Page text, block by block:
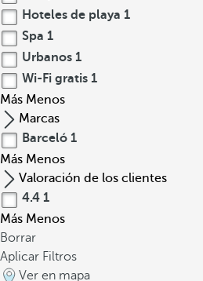
Hoteles de playa 1
Spa 1
Urbanos 1
Wi-Fi gratis 1
Más Menos
Marcas
Barceló 1
Más Menos
Valoración de los clientes
4.4 1
Más Menos
Borrar
Aplicar Filtros
Ver en mapa